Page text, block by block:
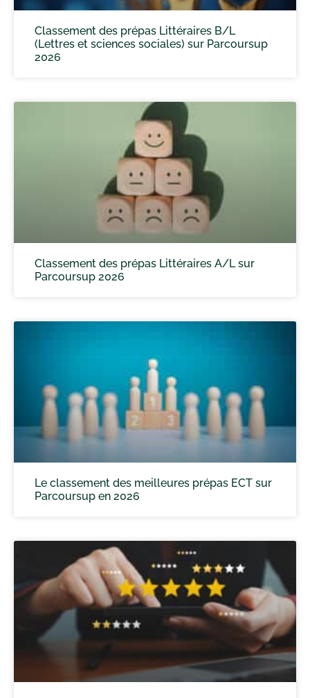
Classement des prépas Littéraires B/L
(Lettres et sciences sociales) sur Parcoursup
2026
Classement des prépas Littéraires A/L sur
Parcoursup 2026
Le classement des meilleures prépas ECT sur
Parcoursup en 2026